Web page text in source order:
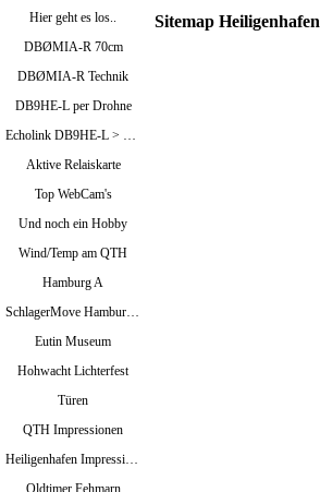
Hier geht es los..
DBØMIA-R 70cm
DBØMIA-R Technik
DB9HE-L per Drohne
Echolink DB9HE-L > Bild oben / DBØMIA-R >Bild unten
Aktive Relaiskarte
Top WebCam's
Und noch ein Hobby
Wind/Temp am QTH
Hamburg A
SchlagerMove Hamburg 2024
Eutin Museum
Hohwacht Lichterfest
Türen
QTH Impressionen
Heiligenhafen Impressionen
Oldtimer Fehmarn
Sitemap Heiligenhafen